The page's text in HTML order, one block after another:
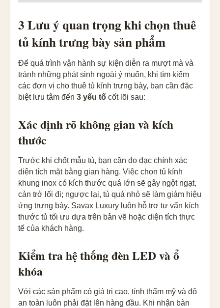
3 Lưu ý quan trọng khi chọn thuê
tủ kính trưng bày sản phẩm
Để quá trình vận hành sự kiện diễn ra mượt mà và
tránh những phát sinh ngoài ý muốn, khi tìm kiếm
các đơn vị cho thuê tủ kính trưng bày, bạn cần đặc
biệt lưu tâm đến 3 yếu tố cốt lõi sau:
Xác định rõ không gian và kích
thước
Trước khi chốt mẫu tủ, bạn cần đo đạc chính xác
diện tích mặt bằng gian hàng. Việc chọn tủ kính
khung inox có kích thước quá lớn sẽ gây ngột ngạt,
cản trở lối đi; ngược lại, tủ quá nhỏ sẽ làm giảm hiệu
ứng trưng bày. Savax Luxury luôn hỗ trợ tư vấn kích
thước tủ tối ưu dựa trên bản vẽ hoặc diện tích thực
tế của khách hàng.
Kiểm tra hệ thống đèn LED và ổ
khóa
Với các sản phẩm có giá trị cao, tính thẩm mỹ và độ
an toàn luôn phải đặt lên hàng đầu. Khi nhận bàn